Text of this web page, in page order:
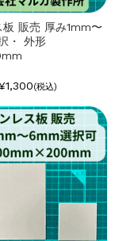
板 販売 厚み1mm〜
・ 外形
(税込)